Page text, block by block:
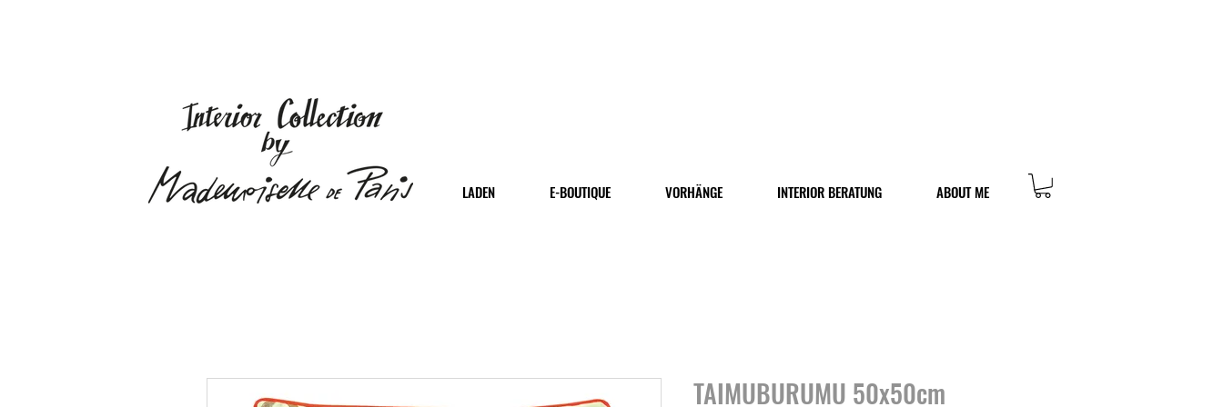
LADEN E-BOUTIQUE VORHÄNGE INTERIOR BERATUNG ABOUT ME
TAIMUBURUMU 50x50cm